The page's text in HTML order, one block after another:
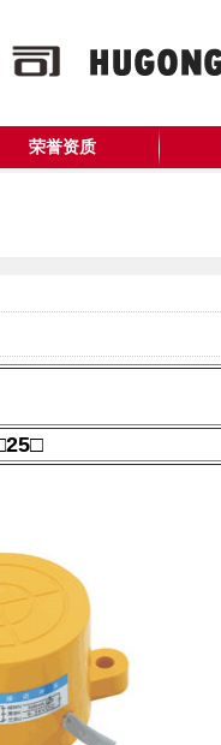
荣誉资质